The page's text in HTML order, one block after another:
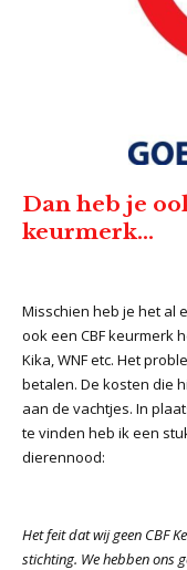
Dan heb je
keurmerk…
Misschien heb je het al
ook een CBF keurmerk
Kika, WNF etc. Het
betalen. De kosten die
aan de vachtjes. In
te vinden heb ik een
dierennood:
Het feit dat wij geen CBF
stichting. We hebben ons